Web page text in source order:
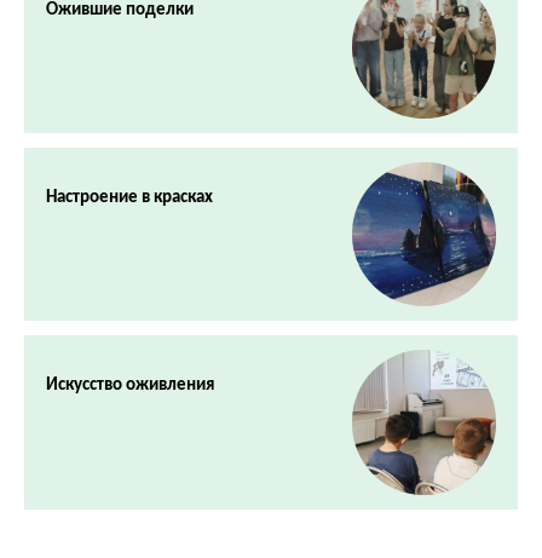
Ожившие поделки
Настроение в красках
Искусство оживления